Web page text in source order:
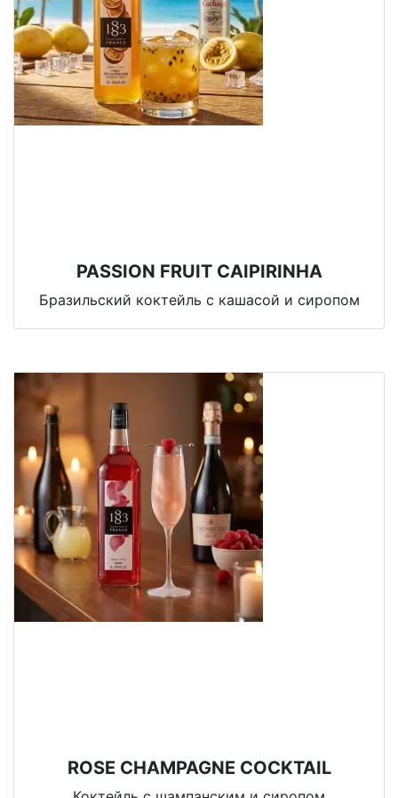
PASSION FRUIT CAIPIRINHA
Бразильский коктейль с кашасой и сиропом
ROSE CHAMPAGNE COCKTAIL